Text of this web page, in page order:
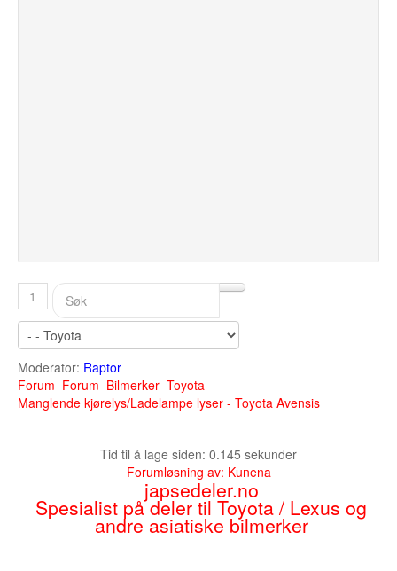
1
Moderator: Raptor
Forum Forum Bilmerker Toyota
Manglende kjørelys/Ladelampe lyser - Toyota Avensis
Tid til å lage siden: 0.145 sekunder
Forumløsning av: Kunena
japsedeler.no
Spesialist på deler til Toyota / Lexus og
andre asiatiske bilmerker